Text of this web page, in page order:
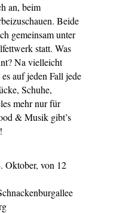
an, beim
Beide
gemeinsam unter
statt. Was
Na vielleicht
auf jeden Fall jede
Schuhe,
mehr nur für
& Musik gibt’s
Oktober, von 12